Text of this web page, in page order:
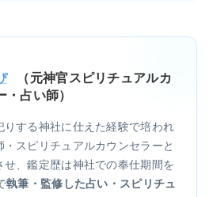
（元神官スピリチュアルカ
・占い師）
する神社に仕えた経験で培われ
スピリチュアルカウンセラーと
せ、鑑定歴は神社での奉仕期間を
執筆・監修した占い・スピリチュ